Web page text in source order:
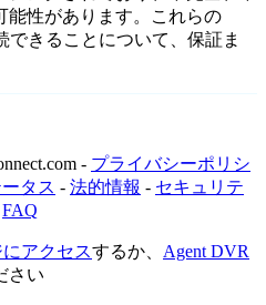
能性があります。これらの
きることについて、保証ま
- プライバシーポリシ
タス - 法的情報 - セキュリテ
FAQ
アクセスするか、 Agent DVR
さい